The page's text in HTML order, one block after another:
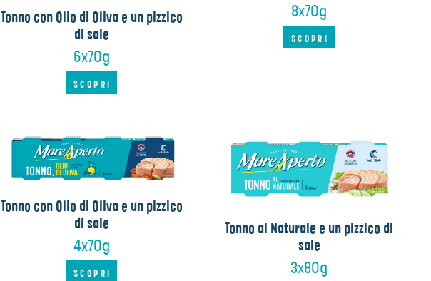
Tonno con Olio di Oliva e un pizzico
di sale
6x70g
SCOPRI
8x70g
SCOPRI
Tonno con Olio di Oliva e un pizzico
di sale
4x70g
SCOPRI
Tonno al Naturale e un pizzico di
sale
3x80g